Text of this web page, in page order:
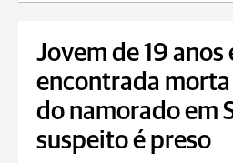
Jovem de 19 anos
encontrada morta
do namorado em
suspeito é preso